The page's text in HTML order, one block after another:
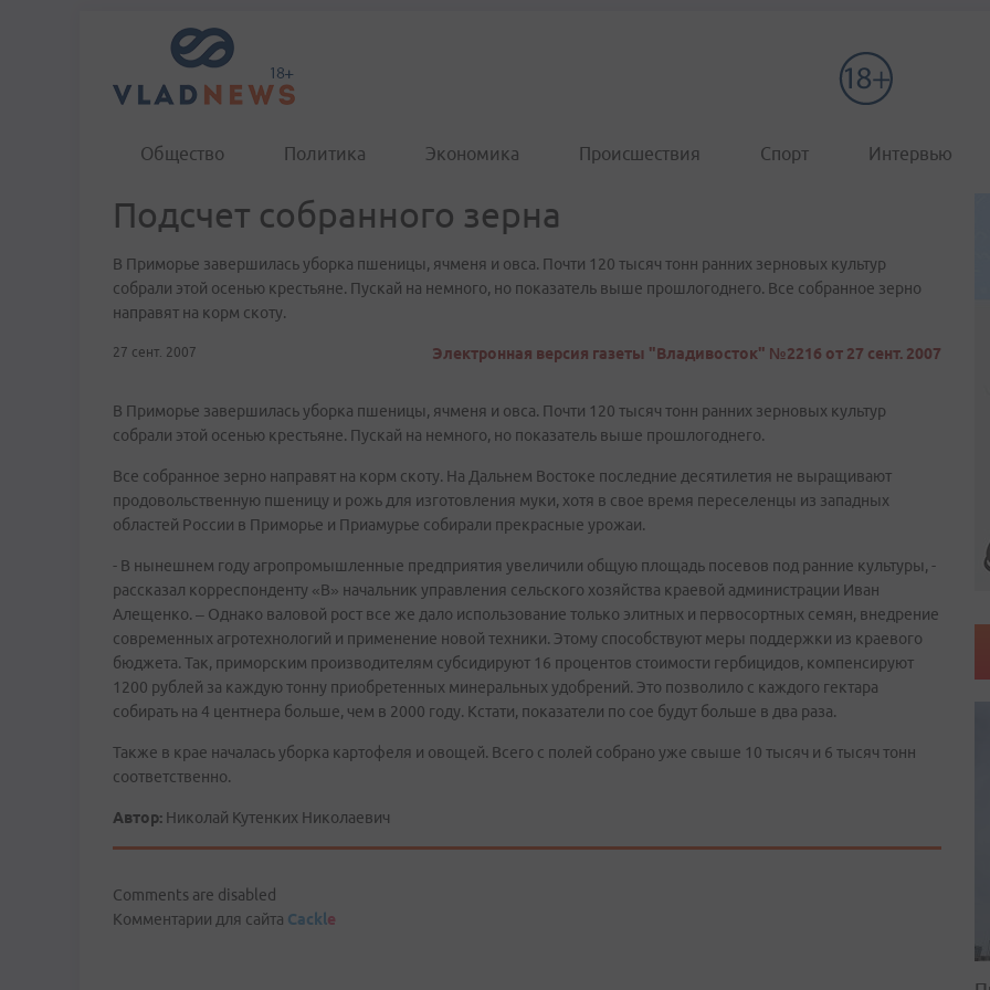
Общество Политика Экономика Происшествия Спорт Интервью
Подсчет собранного зерна
В Приморье завершилась уборка пшеницы, ячменя и овса. Почти 120 тысяч тонн ранних зерновых культур
собрали этой осенью крестьяне. Пускай на немного, но показатель выше прошлогоднего. Все собранное зерно
направят на корм скоту.
27 сент. 2007 Электронная версия газеты "Владивосток" №2216 от 27 сент. 2007
В Приморье завершилась уборка пшеницы, ячменя и овса. Почти 120 тысяч тонн ранних зерновых культур
собрали этой осенью крестьяне. Пускай на немного, но показатель выше прошлогоднего.
Все собранное зерно направят на корм скоту. На Дальнем Востоке последние десятилетия не выращивают
продовольственную пшеницу и рожь для изготовления муки, хотя в свое время переселенцы из западных
областей России в Приморье и Приамурье собирали прекрасные урожаи.
- В нынешнем году агропромышленные предприятия увеличили общую площадь посевов под ранние культуры, -
рассказал корреспонденту «В» начальник управления сельского хозяйства краевой администрации Иван
Алещенко. – Однако валовой рост все же дало использование только элитных и первосортных семян, внедрение
современных агротехнологий и применение новой техники. Этому способствуют меры поддержки из краевого
бюджета. Так, приморским производителям субсидируют 16 процентов стоимости гербицидов, компенсируют
1200 рублей за каждую тонну приобретенных минеральных удобрений. Это позволило с каждого гектара
собирать на 4 центнера больше, чем в 2000 году. Кстати, показатели по сое будут больше в два раза.
Также в крае началась уборка картофеля и овощей. Всего с полей собрано уже свыше 10 тысяч и 6 тысяч тонн
соответственно.
Автор: Николай Кутенких Николаевич
Comments are disabled
Комментарии для сайта Cackle